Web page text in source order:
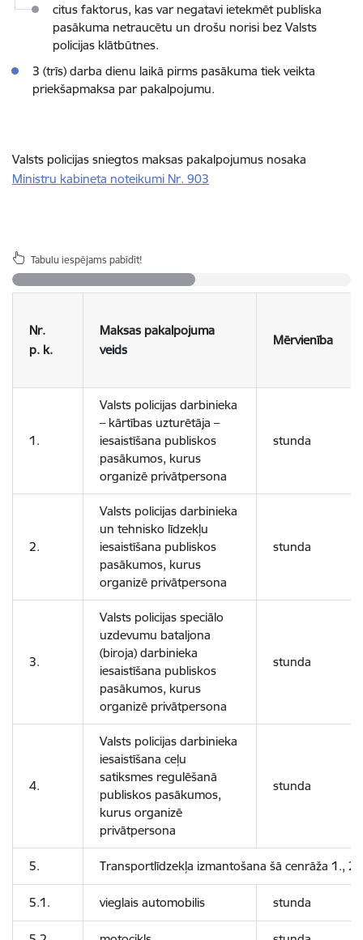
citus faktorus, kas var negatavi ietekmēt publiska
pasākuma netraucētu un drošu norisi bez Valsts
policijas klātbūtnes.
3 (trīs) darba dienu laikā pirms pasākuma tiek veikta
priekšapmaksa par pakalpojumu.
Valsts policijas sniegtos maksas pakalpojumus nosaka
Ministru kabineta noteikumi Nr. 903
Tabulu iespējams pabīdīt!
Nr.
p. k.
Maksas pakalpojuma
veids
Mērvienība
1.
Valsts policijas darbinieka
– kārtības uzturētāja –
iesaistīšana publiskos
pasākumos, kurus
organizē privātpersona
stunda
2.
Valsts policijas darbinieka
un tehnisko līdzekļu
iesaistīšana publiskos
pasākumos, kurus
organizē privātpersona
stunda
3.
Valsts policijas speciālo
uzdevumu bataljona
(biroja) darbinieka
iesaistīšana publiskos
pasākumos, kurus
organizē privātpersona
stunda
4.
Valsts policijas darbinieka
iesaistīšana ceļu
satiksmes regulēšanā
publiskos pasākumos,
kurus organizē
privātpersona
stunda
5. Transportlīdzekļa izmantošana šā cenrāža 1.,
5.1. vieglais automobilis stunda